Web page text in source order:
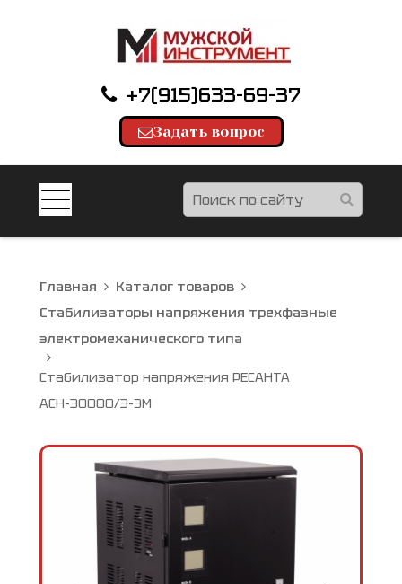
+7(915)633-69-37
Задать вопрос
Главная
Каталог товаров
Стабилизаторы напряжения трехфазные
электромеханического типа
Стабилизатор напряжения РЕСАНТА
АСН-30000/3-ЭМ